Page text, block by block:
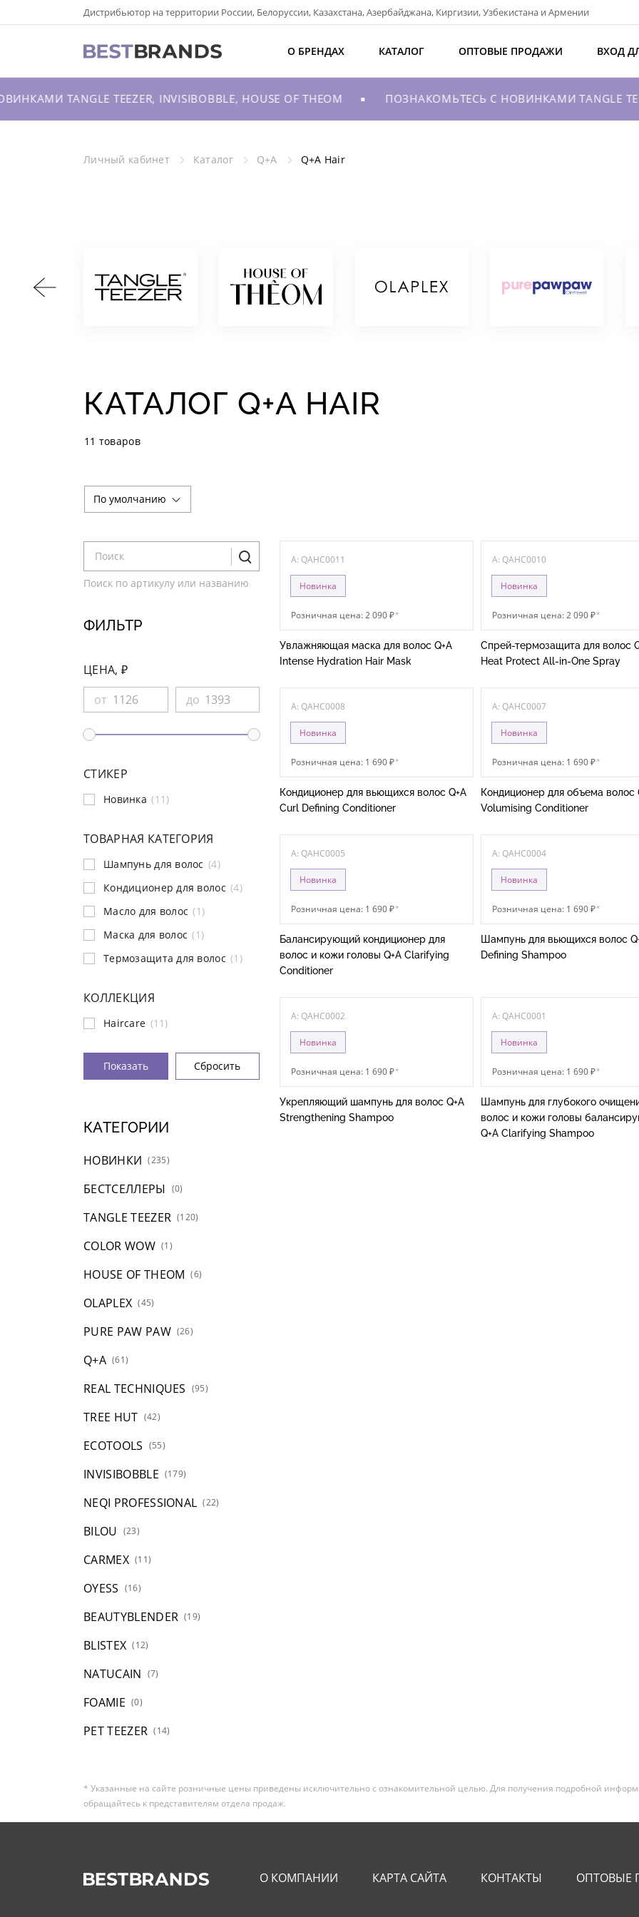
Дистрибьютор на территории России, Белоруссии, Казахстана, Азербайджана, Киргизии, Узбекистана и Армении
О БРЕНДАХ КАТАЛОГ ОПТОВЫЕ ПРОДАЖИ ВХОД
TANGLE TEEZER, INVISIBOBBLE, HOUSE OF THEOM ПОЗНАКОМЬТЕСЬ С НОВИНКАМИ TANGLE
Личный кабинет Каталог Q+A Q+A Hair
КАТАЛОГ Q+A HAIR
11 товаров
По умолчанию
Поиск по артикулу или названию
ФИЛЬТР
ЦЕНА, ₽
от
до
СТИКЕР
Новинка (11)
ТОВАРНАЯ КАТЕГОРИЯ
Шампунь для волос (4)
Кондиционер для волос (4)
Масло для волос (1)
Маска для волос (1)
Термозащита для волос (1)
КОЛЛЕКЦИЯ
Haircare (11)
КАТЕГОРИИ
НОВИНКИ (235)
БЕСТСЕЛЛЕРЫ (0)
TANGLE TEEZER (120)
COLOR WOW (1)
HOUSE OF THEOM (6)
OLAPLEX (45)
PURE PAW PAW (26)
Q+A (61)
REAL TECHNIQUES (95)
TREE HUT (42)
ECOTOOLS (55)
INVISIBOBBLE (179)
NEQI PROFESSIONAL (22)
BILOU (23)
CARMEX (11)
OYESS (16)
BEAUTYBLENDER (19)
BLISTEX (12)
NATUCAIN (7)
FOAMIE (0)
PET TEEZER (14)
A: QAHC0011
Новинка
Розничная цена: 2 090 ₽*
Увлажняющая маска для волос Q+A
Intense Hydration Hair Mask
A: QAHC0010
Новинка
Розничная цена: 2 090 ₽*
Спрей-термозащита для волос
Heat Protect All-in-One Spray
A: QAHC0008
Новинка
Розничная цена: 1 690 ₽*
Кондиционер для вьющихся волос Q+A
Curl Defining Conditioner
A: QAHC0007
Новинка
Розничная цена: 1 690 ₽*
Кондиционер для объема волос
Volumising Conditioner
A: QAHC0005
Новинка
Розничная цена: 1 690 ₽*
Балансирующий кондиционер для
волос и кожи головы Q+A Clarifying
Conditioner
A: QAHC0004
Новинка
Розничная цена: 1 690 ₽*
Шампунь для вьющихся волос
Defining Shampoo
A: QAHC0002
Новинка
Розничная цена: 1 690 ₽*
Укрепляющий шампунь для волос Q+A
Strengthening Shampoo
A: QAHC0001
Новинка
Розничная цена: 1 690 ₽*
Шампунь для глубокого
волос и кожи головы
Q+A Clarifying Shampoo
* Указанные на сайте розничные цены приведены исключительно с ознакомительной целью. Для получения подробной
обращайтесь к представителям отдела продаж.
О КОМПАНИИ КАРТА САЙТА КОНТАКТЫ ОПТОВЫЕ
О БРЕНДАХ
О КОМПАНИИ
ОПТОВЫЕ ПРОДАЖИ